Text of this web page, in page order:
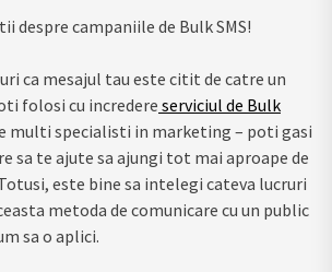
despre campaniile de Bulk SMS!
ca mesajul tau este citit de catre un
folosi cu incredere serviciul de Bulk
multi specialisti in marketing – poti gasi
sa te ajute sa ajungi tot mai aproape de
este bine sa intelegi cateva lucruri
metoda de comunicare cu un public
sa o aplici.